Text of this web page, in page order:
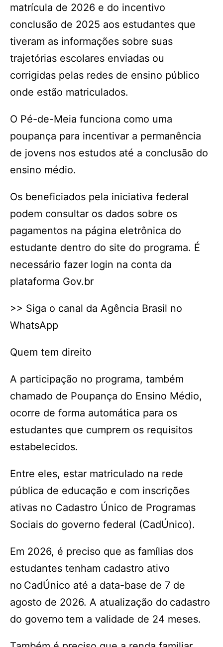
matrícula de 2026 e do incentivo
conclusão de 2025 aos estudantes que
tiveram as informações sobre suas
trajetórias escolares enviadas ou
corrigidas pelas redes de ensino público
onde estão matriculados.
O Pé-de-Meia funciona como uma
poupança para incentivar a permanência
de jovens nos estudos até a conclusão do
ensino médio.
Os beneficiados pela iniciativa federal
podem consultar os dados sobre os
pagamentos na página eletrônica do
estudante dentro do site do programa. É
necessário fazer login na conta da
plataforma Gov.br
>> Siga o canal da Agência Brasil no
WhatsApp
Quem tem direito
A participação no programa, também
chamado de Poupança do Ensino Médio,
ocorre de forma automática para os
estudantes que cumprem os requisitos
estabelecidos.
Entre eles, estar matriculado na rede
pública de educação e com inscrições
ativas no Cadastro Único de Programas
Sociais do governo federal (CadÚnico).
Em 2026, é preciso que as famílias dos
estudantes tenham cadastro ativo
no CadÚnico até a data-base de 7 de
agosto de 2026. A atualização do cadastro
do governo tem a validade de 24 meses.